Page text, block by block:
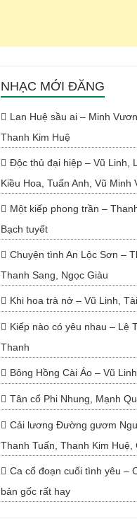
NHẠC MỚI ĐĂNG
Lan Huệ sầu ai – Minh
Thanh Kim Huệ
Độc thủ đại hiệp – Vũ Linh,
Kiều Hoa, Tuấn Anh, Vũ Minh
Một kiếp phong trần –
Bạch tuyết
Chuyện tình An Lộc Sơn –
Thanh Sang, Ngọc Giàu
Khi hoa trà nở – Vũ Linh,
Kiếp nào có yêu nhau – Lệ
Thanh
Bông Hồng Cài Áo – Vũ
Tân cổ Phi Nhung, Mạnh
Cải lương Đường gươm
Thanh Tuấn, Thanh Kim
Ca cổ đoạn cuối tình yêu –
bản gốc rất hay